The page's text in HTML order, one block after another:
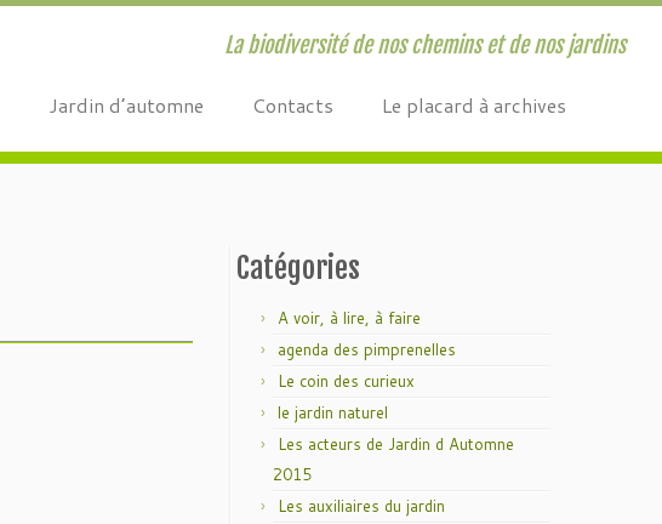
La biodiversité de nos chemins et de nos jardins
Jardin d’automne Contacts Le placard à archives
Catégories
A voir, à lire, à faire
agenda des pimprenelles
Le coin des curieux
le jardin naturel
Les acteurs de Jardin d Automne
2015
Les auxiliaires du jardin